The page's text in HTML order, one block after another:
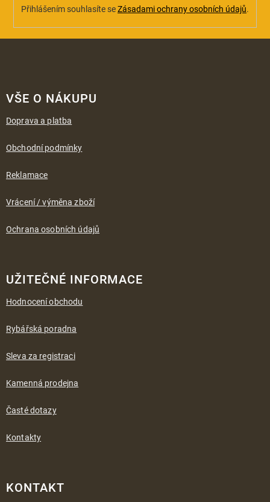
Přihlášením souhlasíte seZásadami ochrany osobních údajů.
VŠE O NÁKUPU
Doprava a platba
Obchodní podmínky
Reklamace
Vrácení / výměna zboží
Ochrana osobních údajů
UŽITEČNÉ INFORMACE
Hodnocení obchodu
Rybářská poradna
Sleva za registraci
Kamenná prodejna
Časté dotazy
Kontakty
KONTAKT